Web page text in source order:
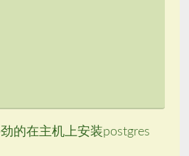
的在主机上安装postgres